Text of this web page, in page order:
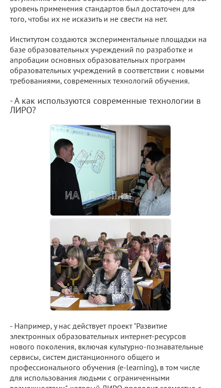
уровень применения стандартов был достаточен для
того, чтобы их не исказить и не свести на нет.
Институтом создаются экспериментальные площадки на
базе образовательных учреждений по разработке и
апробации основных образовательных программ
образовательных учреждений в соответствии с новыми
требованиями, современных технологий обучения.
- А как используются современные технологии в
ЛИРО?
- Например, у нас действует проект "Развитие
электронных образовательных интернет-ресурсов
нового поколения, включая культурно-познавательные
сервисы, систем дистанционного общего и
профессионального обучения (e-learning), в том числе
для использования людьми с ограниченными